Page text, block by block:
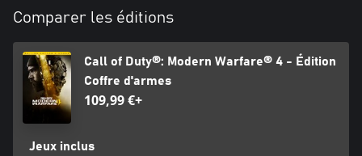
les mises à jour obligatoires du jeu.
Pour plus d'informations, rendez-vous sur www.callofduty.com.
©/TM/® 2025-2026 Activision Publishing, Inc. Ce produit
Technology'). Id Technology © 1999-2026 Id Software, Inc.
Comparer les éditions
Call of Duty®: Modern Warfare® 4 - Édition
Coffre d'armes
109,99 €+
Jeux inclus